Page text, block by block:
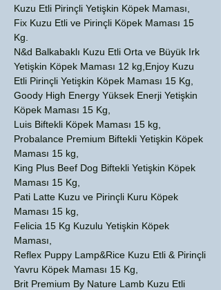
Kuzu Etli Pirinçli Yetişkin Köpek Maması,
Fix Kuzu Etli ve Pirinçli Köpek Maması 15
Kg.
N&d Balkabaklı Kuzu Etli Orta ve Büyük Irk
Yetişkin Köpek Maması 12 kg,Enjoy Kuzu
Etli Pirinçli Yetişkin Köpek Maması 15 Kg,
Goody High Energy Yüksek Enerji Yetişkin
Köpek Maması 15 Kg,
Luis Biftekli Köpek Maması 15 kg,
Probalance Premium Biftekli Yetişkin Köpek
Maması 15 kg,
King Plus Beef Dog Biftekli Yetişkin Köpek
Maması 15 Kg,
Pati Latte Kuzu ve Pirinçli Kuru Köpek
Maması 15 kg,
Felicia 15 Kg Kuzulu Yetişkin Köpek
Maması,
Reflex Puppy Lamp&Rice Kuzu Etli & Pirinçli
Yavru Köpek Maması 15 Kg,
Brit Premium By Nature Lamb Kuzu Etli